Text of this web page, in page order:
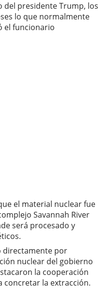
del presidente Trump, los
lo que normalmente
el funcionario
el material nuclear fue
Savannah River
será procesado y
directamente por
nuclear del gobierno
la cooperación
concretar la extracción.